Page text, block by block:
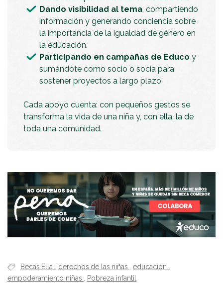
Dando visibilidad al tema, compartiendo
información y generando conciencia sobre
la importancia de la igualdad de género en
la educación.
Participando en campañas de Educo y
sumándote como socio o socia para
sostener proyectos a largo plazo.
Cada apoyo cuenta: con pequeños gestos se
transforma la vida de una niña y, con ella, la de
toda una comunidad.
Becas Ella derechos de las niñas educación
empoderamiento niñas
Pobreza infantil